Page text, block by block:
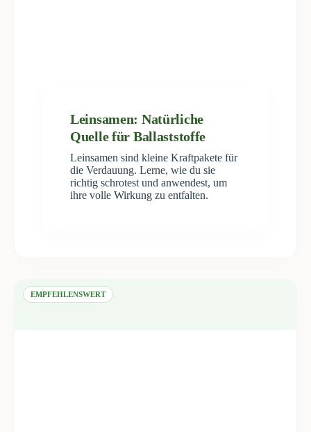
Leinsamen: Natürliche
Quelle für Ballaststoffe
Leinsamen sind kleine Kraftpakete für
die Verdauung. Lerne, wie du sie
richtig schrotest und anwendest, um
ihre volle Wirkung zu entfalten.
EMPFEHLENSWERT